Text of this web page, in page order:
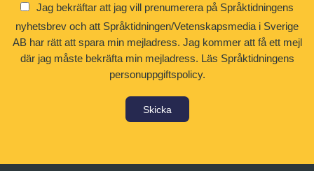
Jag bekräftar att jag vill prenumerera på Språktidningens
nyhetsbrev och att Språktidningen/Vetenskapsmedia i Sverige
AB har rätt att spara min mejladress. Jag kommer att få ett mejl
där jag måste bekräfta min mejladress. Läs Språktidningens
personuppgiftspolicy.
Skicka